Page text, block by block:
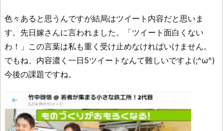
色々あると思うんですが結局はツイート内容だと思いま
す。先日嫁さんに言われました。「ツイート面白くない
わ！」この言葉は私も重く受け止めなければいけません。
でもね、内容濃く一日5ツイートなんて難しいですよ(;^ω^)
今後の課題ですね。